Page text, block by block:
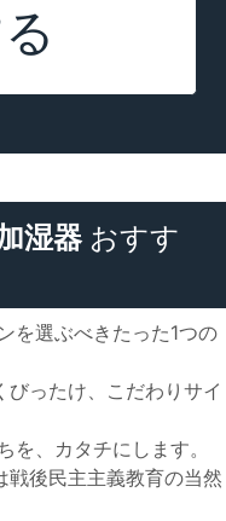
湿器 おすす
を選ぶべきたった1つの
ったけ、こだわりサイ
を、カタチにします。
戦後民主主義教育の当然